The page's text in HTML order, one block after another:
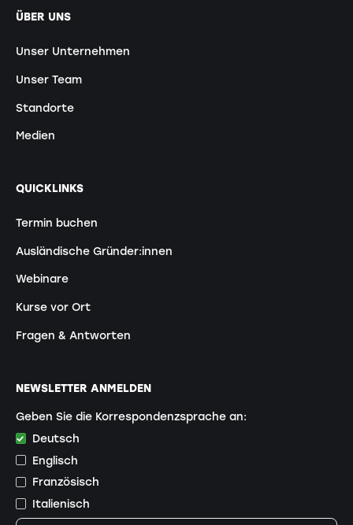
ÜBER UNS
Unser Unternehmen
Unser Team
Standorte
Medien
QUICKLINKS
Termin buchen
Ausländische Gründer:innen
Webinare
Kurse vor Ort
Fragen & Antworten
NEWSLETTER ANMELDEN
Geben Sie die Korrespondenzsprache an:
Deutsch
Englisch
Französisch
Italienisch